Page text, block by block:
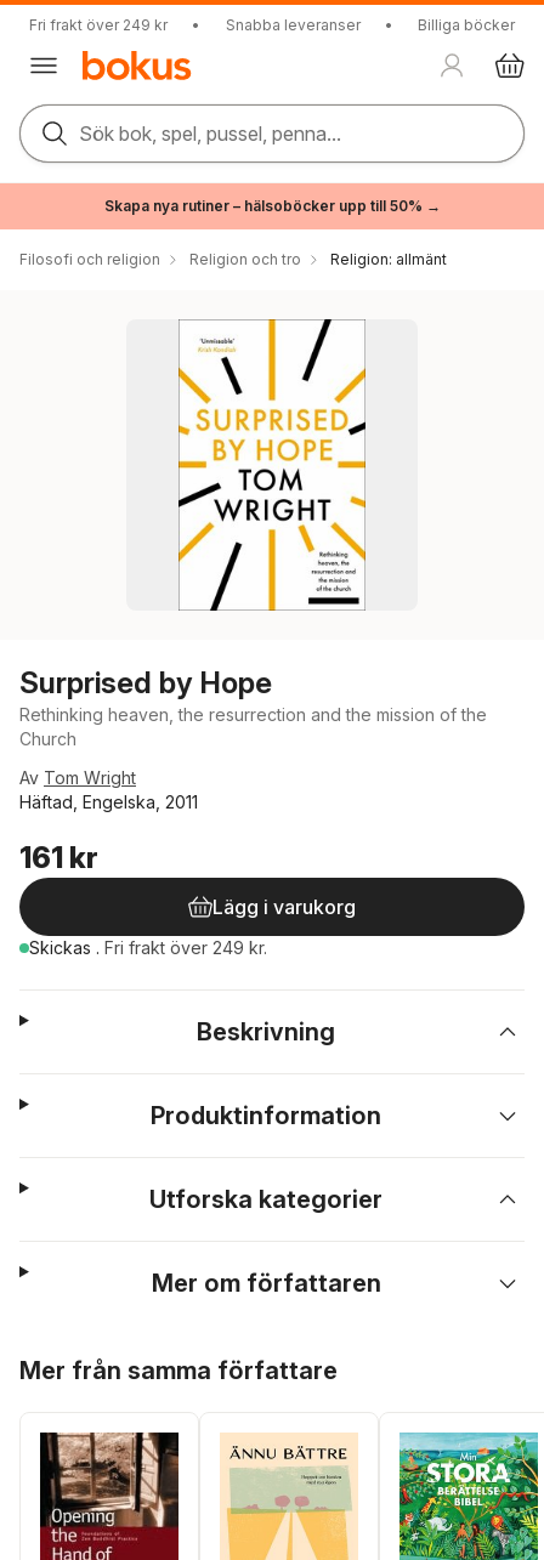
Fri frakt över 249 kr • Snabba leveranser • Billiga böcker
Sök bok, spel, pussel, penna...
Skapa nya rutiner – hälsoböcker upp till 50% →
Filosofi och religion Religion och tro Religion: allmänt
Surprised by Hope
Rethinking heaven, the resurrection and the mission of the
Church
Av Tom Wright
Häftad, Engelska, 2011
161 kr
Lägg i varukorg
Skickas . Fri frakt över 249 kr.
Beskrivning
Produktinformation
Utforska kategorier
Mer om författaren
Mer från samma författare